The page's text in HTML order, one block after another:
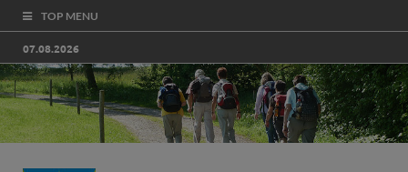
TOP MENU
07.08.2026